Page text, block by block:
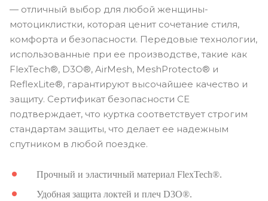
— отличный выбор для любой женщины-
мотоциклистки, которая ценит сочетание стиля,
комфорта и безопасности. Передовые технологии,
использованные при ее производстве, такие как
FlexTech®, D3O®, AirMesh, MeshProtecto® и
ReflexLite®, гарантируют высочайшее качество и
защиту. Сертификат безопасности CE
подтверждает, что куртка соответствует строгим
стандартам защиты, что делает ее надежным
спутником в любой поездке.
Прочный и эластичный материал FlexTech®.
Удобная защита локтей и плеч D3O®.